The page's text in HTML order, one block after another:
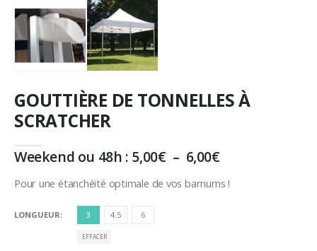
GOUTTIÈRE DE TONNELLES À
SCRATCHER
Weekend ou 48h : 5,00€ – 6,00€Plage
prix :
Pour une étanchéité optimale de vos barnums !
LONGUEUR 3 4.5 6
EFFACER